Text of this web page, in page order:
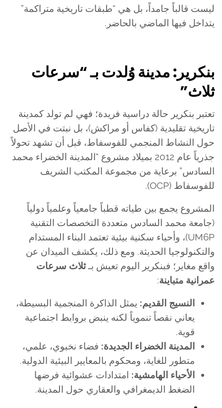
ليست قالباً جامداً، بل هي “طبقات تاريخية متراكمة”
يتداخل فيها الماضي بالحاضر.
بنكرير: مدينة وُلدت بـ “سرعات
ثلاث”
تعتبر بنكرير حالة دراسية فريدة؛ فهي لم تولد كمدينة
تاريخية تقليدية (كفاس أو مراكش)، بل نبتت في الأصل
حول النشاط المنجمي للفوسفاط، قبل أن تشهد تحولاً
جذرياً عام 2012 بميلاد مشروع “المدينة الخضراء محمد
السادس” برعاية من مجموعة المكتب الشريف
للفوسفاط (OCP).
المشروع يجمع بين طياته قطباً جامعياً وعلمياً دولياً
(جامعة محمد السادس متعددة التخصصات التقنية
UM6P)، وأحياء سكنية بيئية تعتمد البناء المستدام
والتكنولوجيا الحديثة. ومع ذلك، يكشف الميدان عن
واقع مغاير؛ فبنكرير اليوم تعيش بـثلاث سرعات
عمرانية متباينة:
النسيج القديم: يمثل الذاكرة المنجمية البسيطة،
يعاني نقصاً تنموياً لكنه ينبض بروابط اجتماعية
قوية.
المدينة الخضراء الجديدة: فضاء نخبوي، علمي،
متطور للغاية، ومحكوم بالمعايير البيئية الدولية.
الأحياء الهامشية: امتدادات عشوائية فرضها
الضغط الديمغرافي والعقاري حول المدينة.